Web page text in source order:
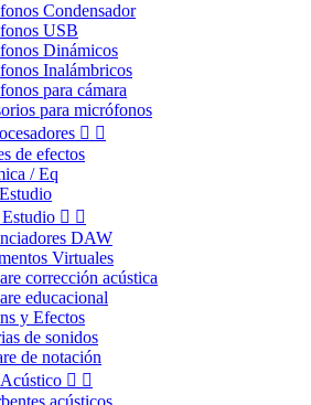
Condensador
USB
Dinámicos
Inalámbricos
para cámara
para micrófonos
 
de efectos
/ Eq
 
DAW
Virtuales
corrección acústica
educacional
y Efectos
de sonidos
de notación
 
acústicos